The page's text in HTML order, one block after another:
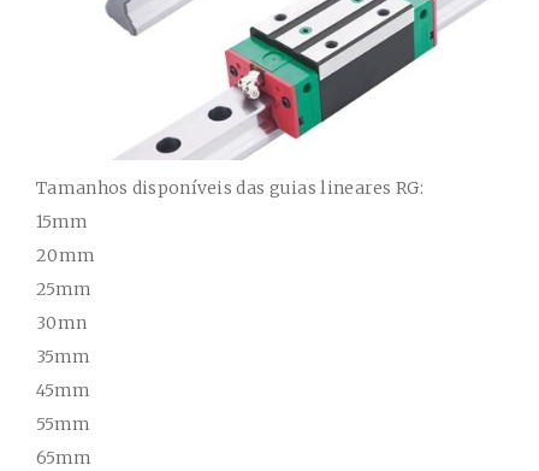
Tamanhos disponíveis das guias lineares RG:
15mm
20mm
25mm
30mn
35mm
45mm
55mm
65mm